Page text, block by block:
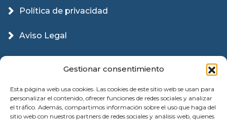
Gestionar consentimiento
Esta página web usa cookies. Las cookies de este sitio web se usan para
personalizar el contenido, ofrecer funciones de redes sociales y analizar
el tráfico. Además, compartimos información sobre el uso que haga del
sitio web con nuestros partners de redes sociales y análisis web, quienes
Política de privacidad
Aviso Legal